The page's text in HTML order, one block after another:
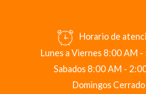
Horario de
Lunes a Viernes 8:00 AM
Sabados 8:00 AM -
Domingos Cerrado